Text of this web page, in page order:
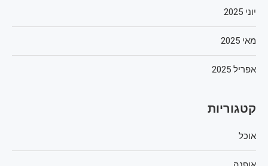
יוני 2025
מאי 2025
אפריל 2025
קטגוריות
אוכל